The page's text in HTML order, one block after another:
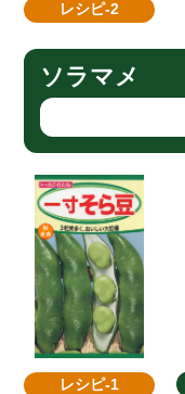
レシピ-2
ソラマメ
レシピ-1